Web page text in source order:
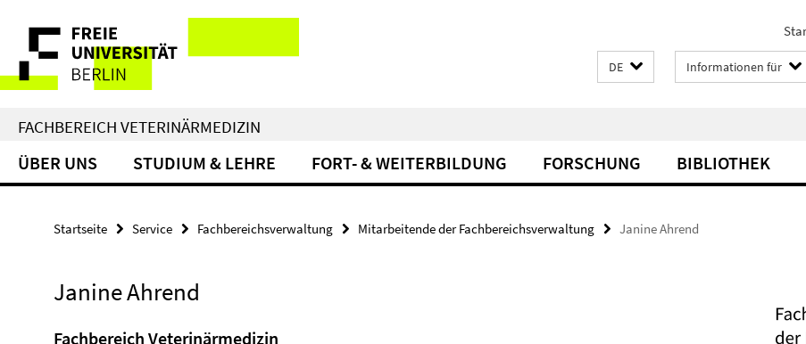
direkt
Inhalt
Service-
Navigation
DE Informationen für
FACHBEREICH VETERINÄRMEDIZIN
ÜBER UNS STUDIUM & LEHRE FORT- & WEITERBILDUNG FORSCHUNG BIBLIOTHEK
Startseite Service Fachbereichsverwaltung Mitarbeitende der Fachbereichsverwaltung Janine Ahrend
Janine Ahrend
Fachbereich Veterinärmedizin